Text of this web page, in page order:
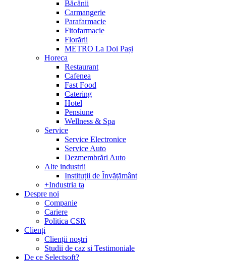
Băcănii
Carmangerie
Parafarmacie
Fitofarmacie
Florării
METRO La Doi Pași
Horeca
Restaurant
Cafenea
Fast Food
Catering
Hotel
Pensiune
Wellness & Spa
Service
Service Electronice
Service Auto
Dezmembrări Auto
Alte industrii
Instituții de Învățământ
+Industria ta
Despre noi
Companie
Cariere
Politica CSR
Clienți
Clienții noștri
Studii de caz si Testimoniale
De ce Selectsoft?